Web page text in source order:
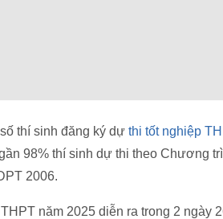
thí sinh đăng ký dự thi tốt nghiệp
98% thí sinh dự thi theo Chương
2006.
năm 2025 diễn ra trong 2 ngày